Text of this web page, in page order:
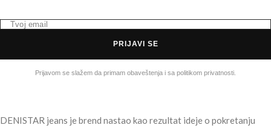
PRIJAVI SE
Prijavom se slažem da primam obaveštenja i sa politikom privatnosti.
DENISTAR jeans je brend nastao kao rezultat ideje o pokretanju